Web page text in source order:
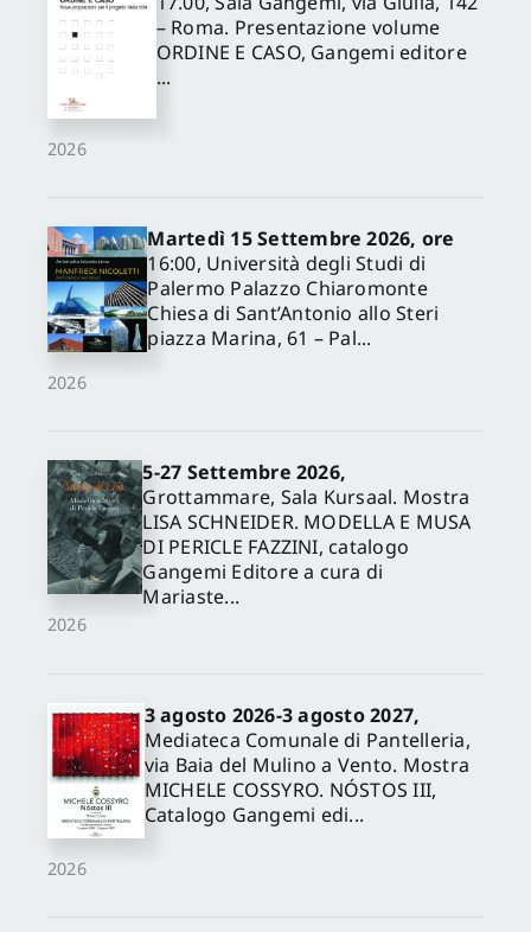
2026
– Roma. Presentazione volume
ORDINE E CASO, Gangemi editore
...
2026
Martedì 15 Settembre 2026, ore
16:00, Università degli Studi di
Palermo Palazzo Chiaromonte
Chiesa di Sant’Antonio allo Steri
piazza Marina, 61 – Pal...
2026
5-27 Settembre 2026,
Grottammare, Sala Kursaal. Mostra
LISA SCHNEIDER. MODELLA E MUSA
DI PERICLE FAZZINI, catalogo
Gangemi Editore a cura di
Mariaste...
2026
3 agosto 2026-3 agosto 2027,
Mediateca Comunale di Pantelleria,
via Baia del Mulino a Vento. Mostra
MICHELE COSSYRO. NÓSTOS III,
Catalogo Gangemi edi...